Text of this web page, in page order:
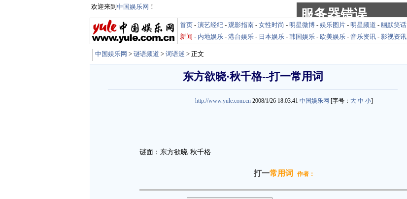
欢迎来到 中国娱乐网 ！
首页 - 演艺经纪 - 观影指南 - 女性时尚 - 明星微博 - 娱乐图片 - 明星频道 - 幽默笑话
新闻 - 内地娱乐 - 港台娱乐 - 日本娱乐 - 韩国娱乐 - 欧美娱乐 - 音乐资讯 - 影视资讯
中国娱乐网 > 谜语频道 > 词语迷 > 正文
东方欲晓·秋千格--打一常用词
http://www.yule.com.cn 2008/1/26 18:03:41 中国娱乐网 [字号： 大 中 小]
谜面：东方欲晓·秋千格
打一常用词 作者：